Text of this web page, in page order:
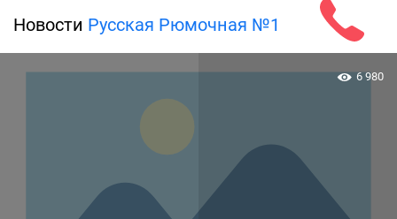
Новости Русская Рюмочная №1
6 980